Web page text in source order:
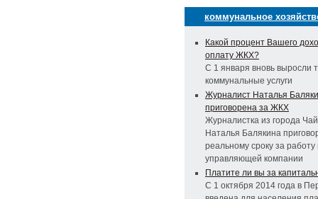
коммунальное
Какой процент Вашего
оплату ЖКХ?
С 1 января вновь выросли
коммунальные услуги
Журналист Наталья
приговорена за ЖКХ
Журналистка из города
Наталья Балякина
реальному сроку за работу
управляющей компании
Платите ли вы за
С 1 октября 2014 года в